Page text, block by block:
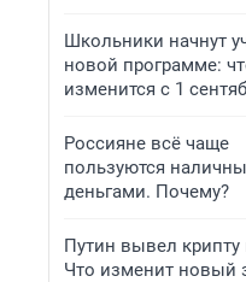
Школьники начнут
новой программе:
изменится с 1
Россияне всё чаще
пользуются
деньгами. Почему?
Путин вывел крипту
Что изменит новый